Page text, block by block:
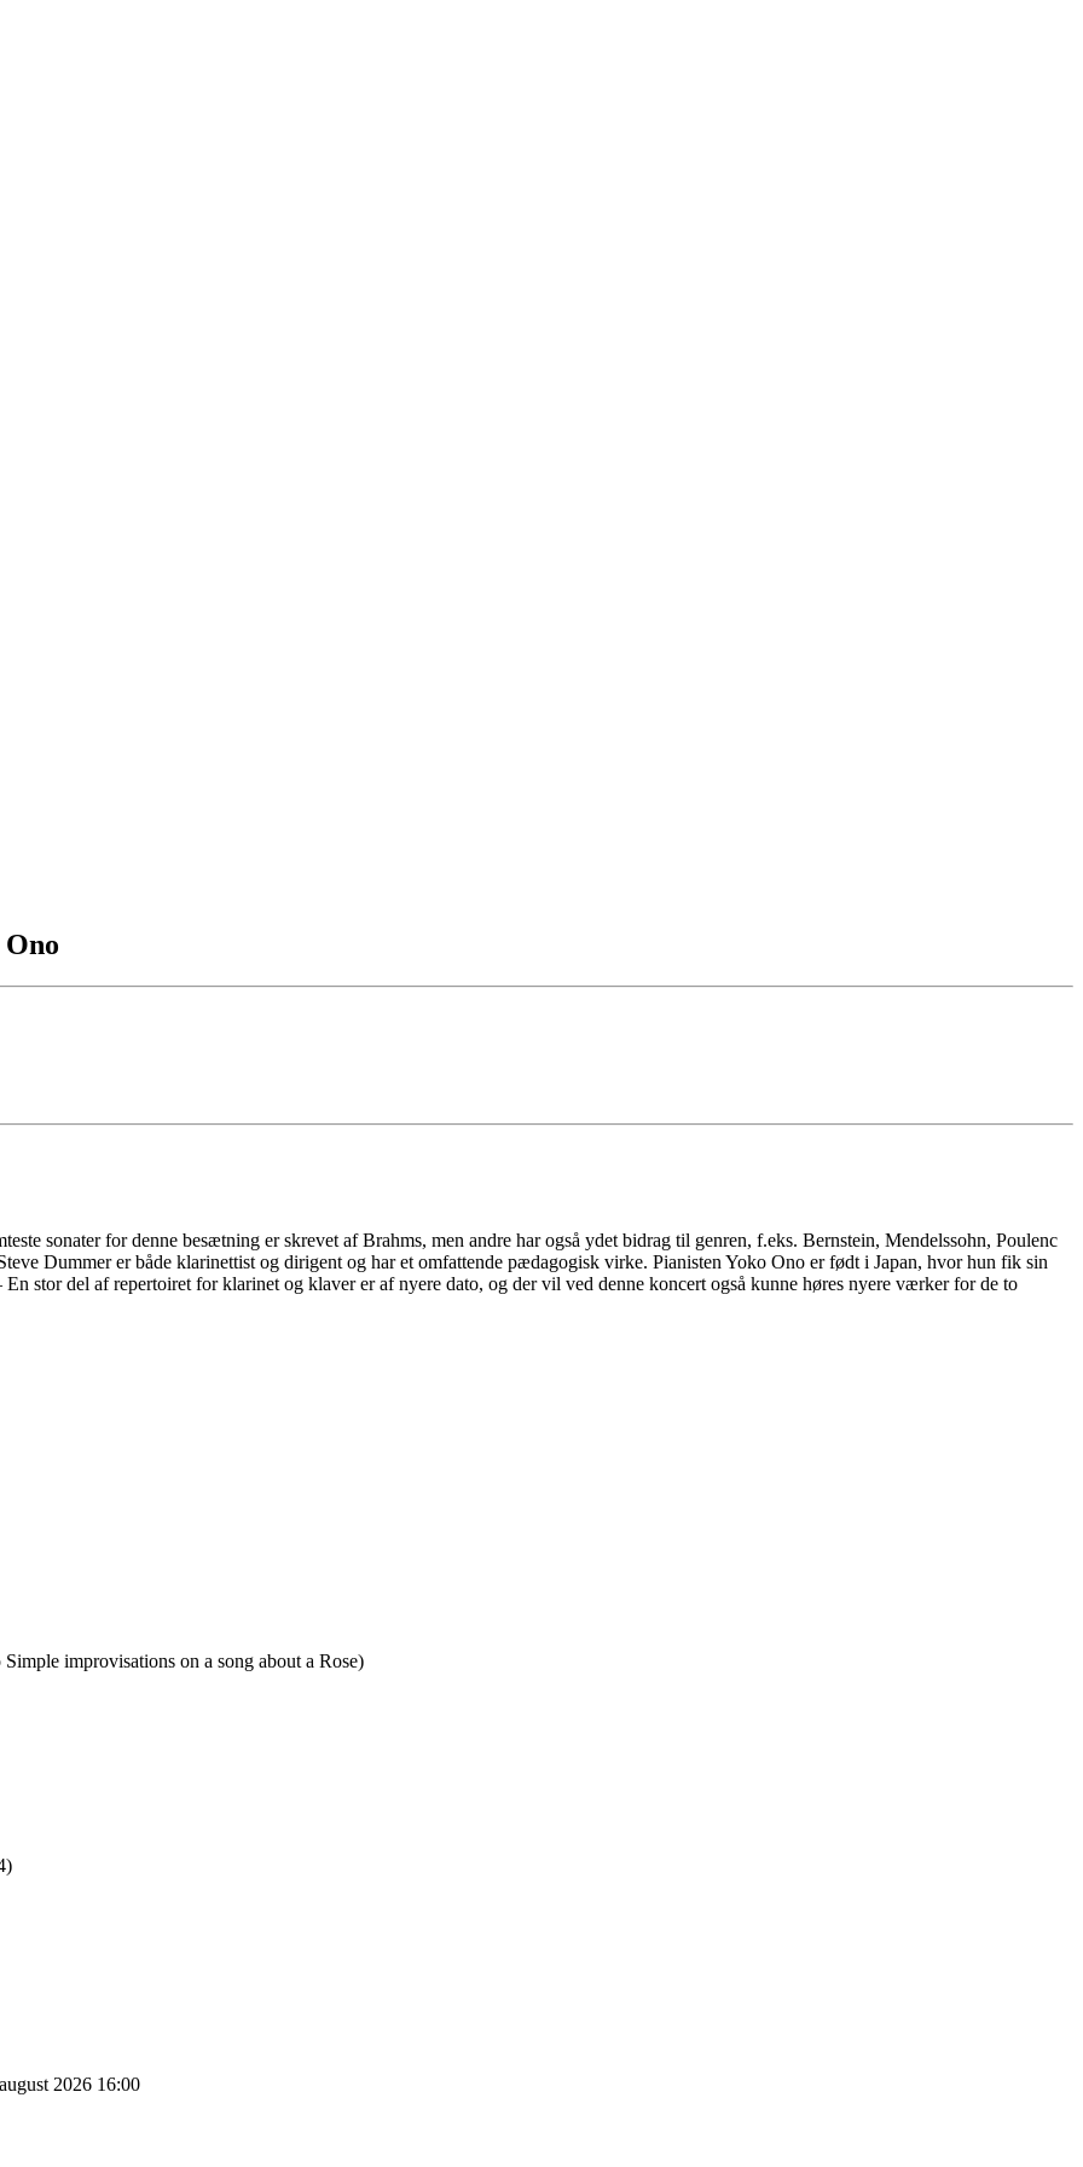
sonater for denne besætning er skrevet af Brahms, men andre har også ydet bidrag til genren, f.eks. Bernstein, Mendelssohn, Poulenc
Dummer er både klarinettist og dirigent og har et omfattende pædagogisk virke. Pianisten Yoko Ono er født i Japan, hvor hun fik sin
stor del af repertoiret for klarinet og klaver er af nyere dato, og der vil ved denne koncert også kunne høres nyere værker for de to
improvisations on a song about a Rose)
2026 16:00